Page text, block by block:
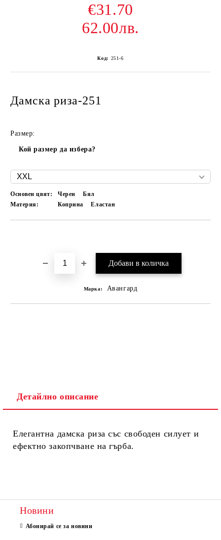
€31.70
62.00лв.
Код: 251-6
Дамска риза-251
Размер:
Кой размер да избера?
Основен цвят: Черен
Бял
Материя:
Коприна Еластан
Марка: Авангард
Детайлно описание
Елегантна дамска риза със свободен силует и
ефектно закопчване на гърба.
Новини
Абонирай се за новини